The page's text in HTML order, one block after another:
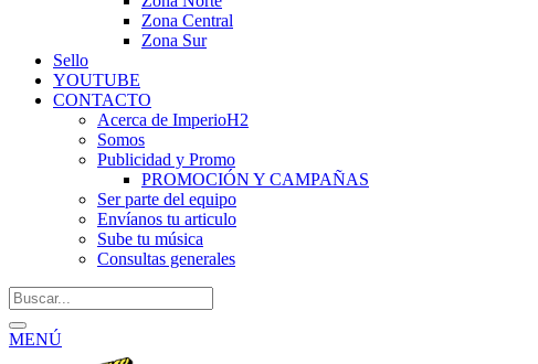
Zona Central
Zona Sur
Sello
YOUTUBE
CONTACTO
Acerca de ImperioH2
Somos
Publicidad y Promo
PROMOCIÓN Y CAMPAÑAS
Ser parte del equipo
Envíanos tu articulo
Sube tu música
Consultas generales
MENÚ